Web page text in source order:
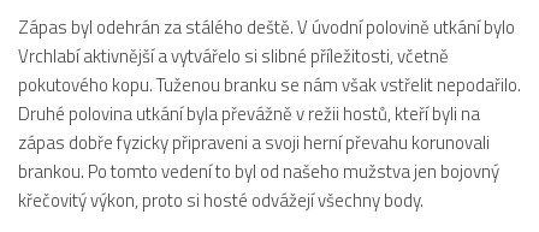
Aktuality
A tým
Zápasy MA 2026/27
Hráči
Realizační tým
Zápas byl odehrán za stálého deště. V úvodní polovině utkání bylo
Vrchlabí aktivnější a vytvářelo si slibné příležitosti, včetně
pokutového kopu. Tuženou branku se nám však vstřelit nepodařilo.
Druhé polovina utkání byla převážně v režii hostů, kteří byli na
zápas dobře fyzicky připraveni a svoji herní převahu korunovali
brankou. Po tomto vedení to byl od našeho mužstva jen bojovný
křečovitý výkon, proto si hosté odvážejí všechny body.